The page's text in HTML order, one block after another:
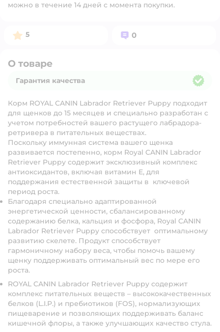
можно в течение 14 дней с момента покупки.
Рейтинг:
5 Вопросов:
0
О товаре
Гарантия качества
Корм ROYAL CANIN Labrador Retriever Puppy подходит
для щенков до 15 месяцев и специально разработан с
учетом потребностей вашего растущего лабрадора-
ретривера в питательных веществах.
Поскольку иммунная система вашего щенка
развивается постепенно, корм Royal CANIN Labrador
Retriever Puppy содержит эксклюзивный комплекс
антиоксидантов, включая витамин Е, для
поддержания естественной защиты в ключевой
период роста.
Благодаря специально адаптированной
энергетической ценности, сбалансированному
содержанию белка, кальция и фосфора, Royal CANIN
Labrador Retriever Puppy способствует оптимальному
развитию скелете. Продукт способствует
гармоничному набору веса, чтобы помочь вашему
щенку поддерживать оптимальный вес по мере его
роста.
ROYAL CANIN Labrador Retriever Puppy содержит
комплекс питательных веществ – высококачественных
белков (L.I.P.) и пребиотиков (FOS), нормализующих
пищеварение и позволяющих поддерживать баланс
кишечной флоры, а также улучшающих качество стула.